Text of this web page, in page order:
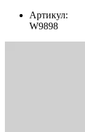
Артикул:
W9898